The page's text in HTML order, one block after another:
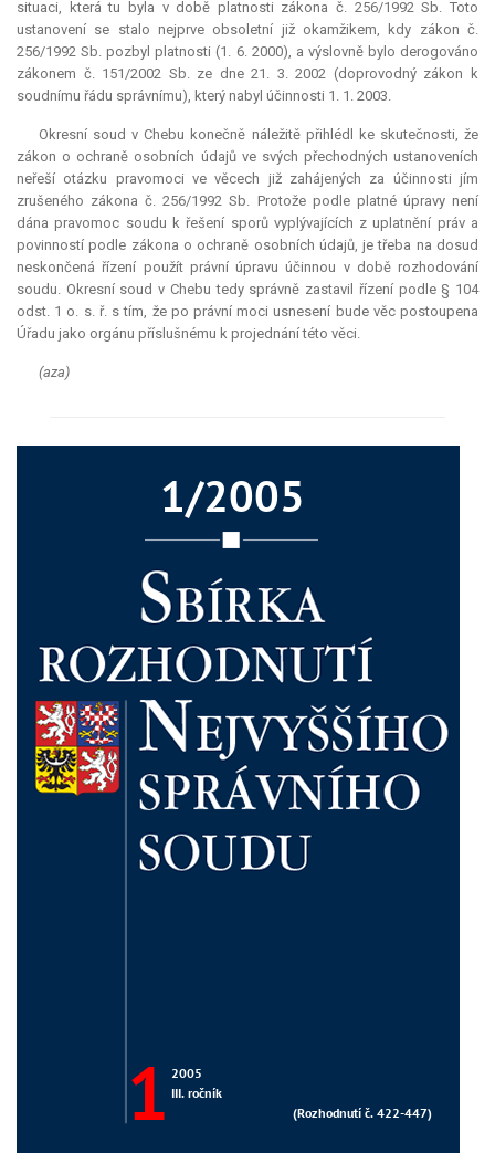
situaci, která tu byla v době platnosti zákona č. 256/1992 Sb. Toto
ustanovení se stalo nejprve obsoletní již okamžikem, kdy zákon č.
256/1992 Sb. pozbyl platnosti (1. 6. 2000), a výslovně bylo derogováno
zákonem č. 151/2002 Sb. ze dne 21. 3. 2002 (doprovodný zákon k
soudnímu řádu správnímu), který nabyl účinnosti 1. 1. 2003.
Okresní soud v Chebu konečně náležitě přihlédl ke skutečnosti, že
zákon o ochraně osobních údajů ve svých přechodných ustanoveních
neřeší otázku pravomoci ve věcech již zahájených za účinnosti jím
zrušeného zákona č. 256/1992 Sb. Protože podle platné úpravy není
dána pravomoc soudu k řešení sporů vyplývajících z uplatnění práv a
povinností podle zákona o ochraně osobních údajů, je třeba na dosud
neskončená řízení použít právní úpravu účinnou v době rozhodování
soudu. Okresní soud v Chebu tedy správně zastavil řízení podle § 104
odst. 1 o. s. ř. s tím, že po právní moci usnesení bude věc postoupena
Úřadu jako orgánu příslušnému k projednání této věci.
(aza)